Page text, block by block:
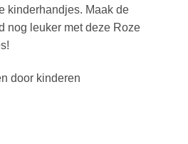
kinderhandjes. Maak de
nog leuker met deze Roze
door kinderen